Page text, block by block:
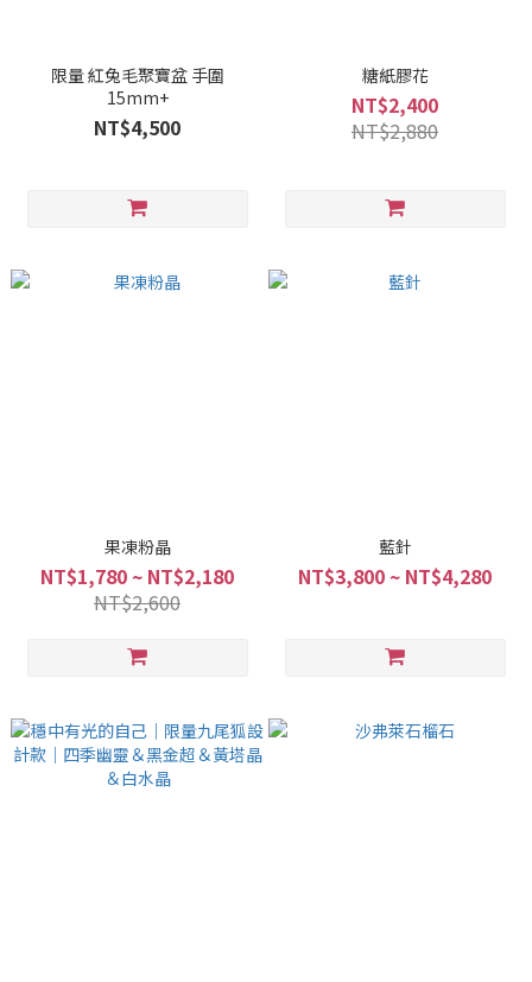
限量 紅兔毛聚寶盆 手圍
15mm+
NT$4,500
糖紙膠花
NT$2,400
NT$2,880
果凍粉晶
NT$1,780 ~ NT$2,180
NT$2,600
藍針
NT$3,800 ~ NT$4,280